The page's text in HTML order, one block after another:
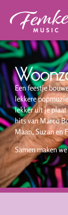
Een feestje
lekkere
lekker uit je
hits van Marco
Maan, Suzan en
Samen maken